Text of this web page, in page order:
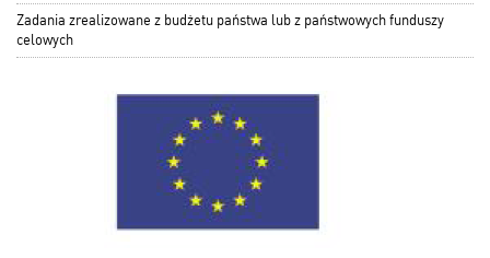
Zadania zrealizowane z budżetu państwa lub z państwowych funduszy
celowych